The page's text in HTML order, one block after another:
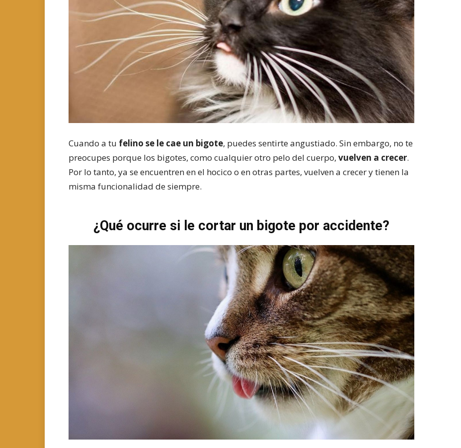
Cuando a tu felino se le cae un bigote, puedes sentirte angustiado. Sin embargo, no te
preocupes porque los bigotes, como cualquier otro pelo del cuerpo, vuelven a crecer.
Por lo tanto, ya se encuentren en el hocico o en otras partes, vuelven a crecer y tienen la
misma funcionalidad de siempre.
¿Qué ocurre si le cortar un bigote por accidente?